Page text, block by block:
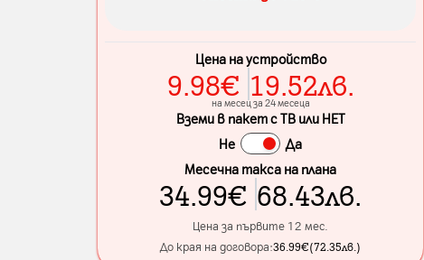
Цена на устройство
9.98€ 19.52лв.
на месец за 24 месеца
Вземи в пакет с ТВ или НЕТ
Не
Да
Месечна такса на плана
34.99€ 68.43лв.
Цена за първите 12 мес.
До края на договора:36.99€(72.35лв. )